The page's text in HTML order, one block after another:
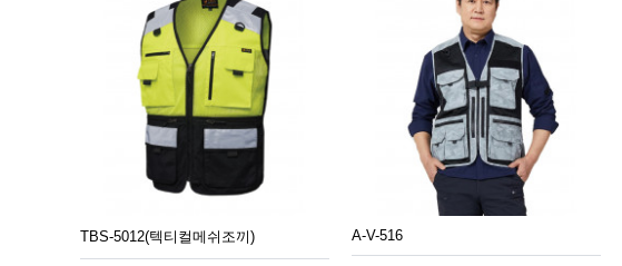
TBS-5012(텍티컬메쉬조끼) A-V-516